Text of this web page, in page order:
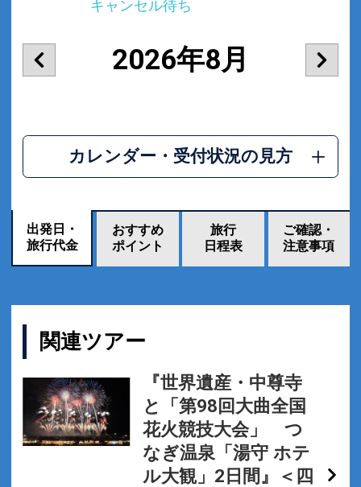
キャンセル待ち
2026年8月
カレンダー・受付状況の見方
出発日・
旅行代金
おすすめ
ポイント
旅行
日程表
ご確認・
注意事項
関連ツアー
『世界遺産・中尊寺
と「第98回大曲全国
花火競技大会」 つ
なぎ温泉「湯守 ホテ
ル大観」2日間』＜四